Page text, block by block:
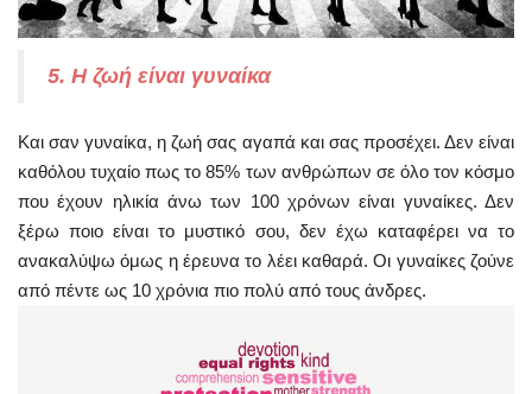
5. Η ζωή είναι γυναίκα
Και σαν γυναίκα, η ζωή σας αγαπά και σας προσέχει. Δεν είναι
καθόλου τυχαίο πως το 85% των ανθρώπων σε όλο τον κόσμο
που έχουν ηλικία άνω των 100 χρόνων είναι γυναίκες. Δεν
ξέρω ποιο είναι το μυστικό σου, δεν έχω καταφέρει να το
ανακαλύψω όμως η έρευνα το λέει καθαρά. Οι γυναίκες ζούνε
από πέντε ως 10 χρόνια πιο πολύ από τους άνδρες.